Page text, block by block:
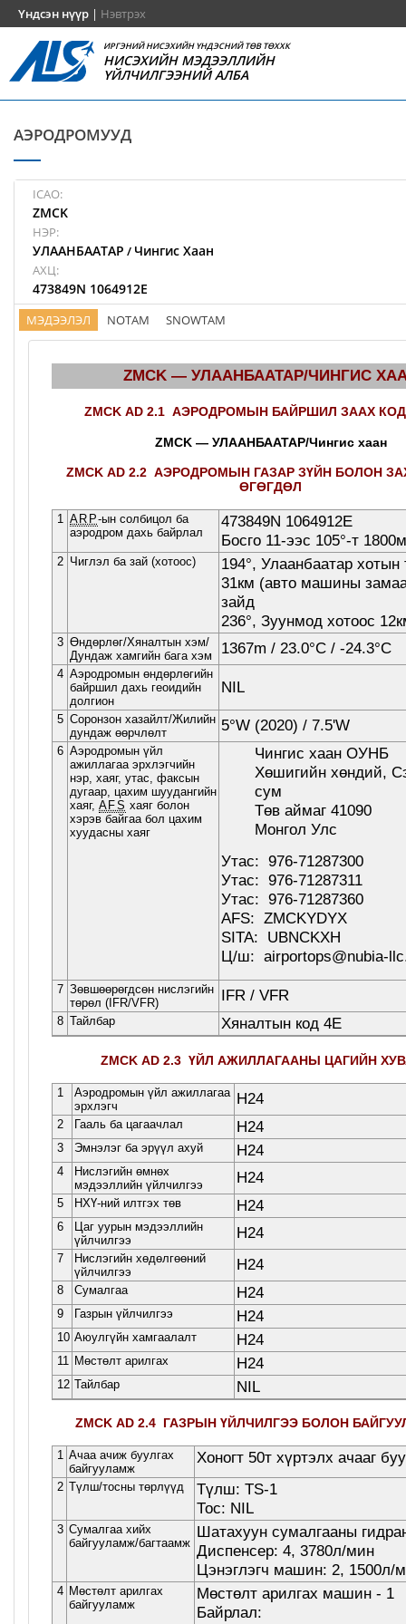
Үндсэн нүүр | Нэвтрэх
ИРГЭНИЙ НИСЭХИЙН ҮНДЭСНИЙ ТӨВ ТӨХХК
НИСЭХИЙН МЭДЭЭЛЛИЙН
ҮЙЛЧИЛГЭЭНИЙ АЛБА
АЭРОДРОМУУД
ICAO:
ZMCK
НЭР:
УЛААНБААТАР / Чингис Хаан
АХЦ:
473849N 1064912E
МЭДЭЭЛЭЛ NOTAM SNOWTAM